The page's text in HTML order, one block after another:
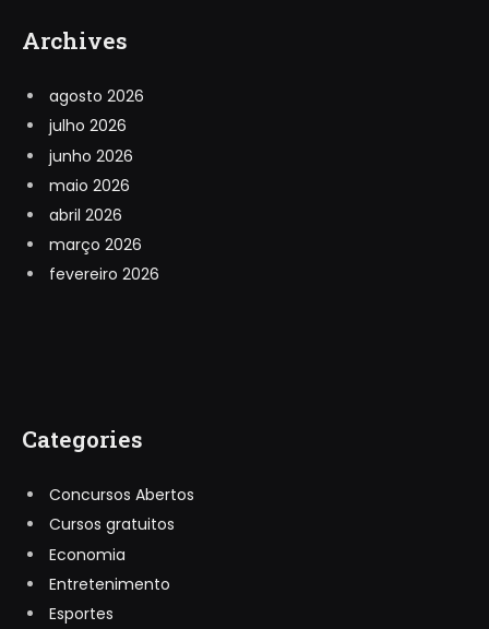
Archives
agosto 2026
julho 2026
junho 2026
maio 2026
abril 2026
março 2026
fevereiro 2026
Categories
Concursos Abertos
Cursos gratuitos
Economia
Entretenimento
Esportes